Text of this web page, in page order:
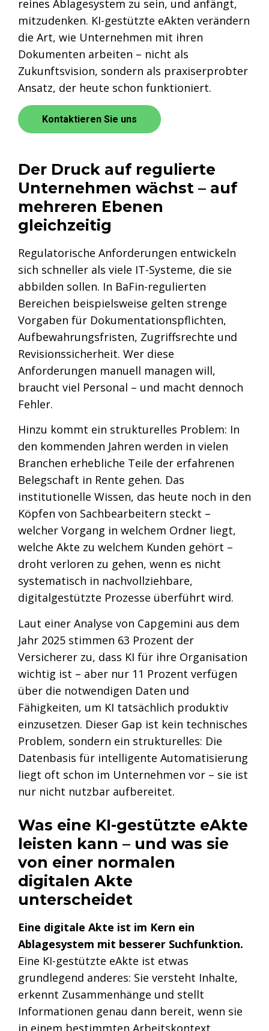
reines Ablagesystem zu sein, und anfängt,
mitzudenken. KI-gestützte eAkten verändern
die Art, wie Unternehmen mit ihren
Dokumenten arbeiten – nicht als
Zukunftsvision, sondern als praxiserprobter
Ansatz, der heute schon funktioniert.
Kontaktieren Sie uns
Der Druck auf regulierte
Unternehmen wächst – auf
mehreren Ebenen
gleichzeitig
Regulatorische Anforderungen entwickeln
sich schneller als viele IT-Systeme, die sie
abbilden sollen. In BaFin-regulierten
Bereichen beispielsweise gelten strenge
Vorgaben für Dokumentationspflichten,
Aufbewahrungsfristen, Zugriffsrechte und
Revisionssicherheit. Wer diese
Anforderungen manuell managen will,
braucht viel Personal – und macht dennoch
Fehler.
Hinzu kommt ein strukturelles Problem: In
den kommenden Jahren werden in vielen
Branchen erhebliche Teile der erfahrenen
Belegschaft in Rente gehen. Das
institutionelle Wissen, das heute noch in den
Köpfen von Sachbearbeitern steckt –
welcher Vorgang in welchem Ordner liegt,
welche Akte zu welchem Kunden gehört –
droht verloren zu gehen, wenn es nicht
systematisch in nachvollziehbare,
digitalgestützte Prozesse überführt wird.
Laut einer Analyse von Capgemini aus dem
Jahr 2025 stimmen 63 Prozent der
Versicherer zu, dass KI für ihre Organisation
wichtig ist – aber nur 11 Prozent verfügen
über die notwendigen Daten und
Fähigkeiten, um KI tatsächlich produktiv
einzusetzen. Dieser Gap ist kein technisches
Problem, sondern ein strukturelles: Die
Datenbasis für intelligente Automatisierung
liegt oft schon im Unternehmen vor – sie ist
nur nicht nutzbar aufbereitet.
Was eine KI-gestützte eAkte
leisten kann – und was sie
von einer normalen
digitalen Akte
unterscheidet
Eine digitale Akte ist im Kern ein
Ablagesystem mit besserer Suchfunktion.
Eine KI-gestützte eAkte ist etwas
grundlegend anderes: Sie versteht Inhalte,
erkennt Zusammenhänge und stellt
Informationen genau dann bereit, wenn sie
in einem bestimmten Arbeitskontext